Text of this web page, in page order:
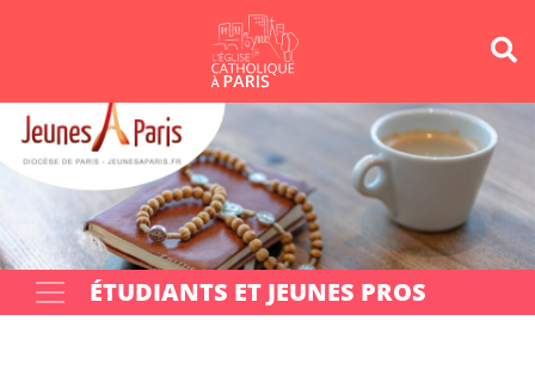
Votre recherche OK
ÉTUDIANTS ET JEUNES PROS
Panneau de gestion des cookies